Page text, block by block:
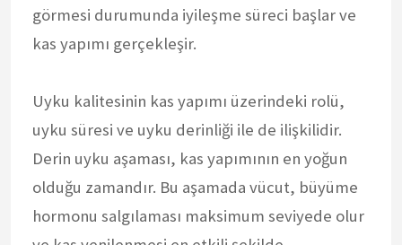
görmesi durumunda iyileşme süreci başlar ve
kas yapımı gerçekleşir.
Uyku kalitesinin kas yapımı üzerindeki rolü,
uyku süresi ve uyku derinliği ile de ilişkilidir.
Derin uyku aşaması, kas yapımının en yoğun
olduğu zamandır. Bu aşamada vücut, büyüme
hormonu salgılaması maksimum seviyede olur